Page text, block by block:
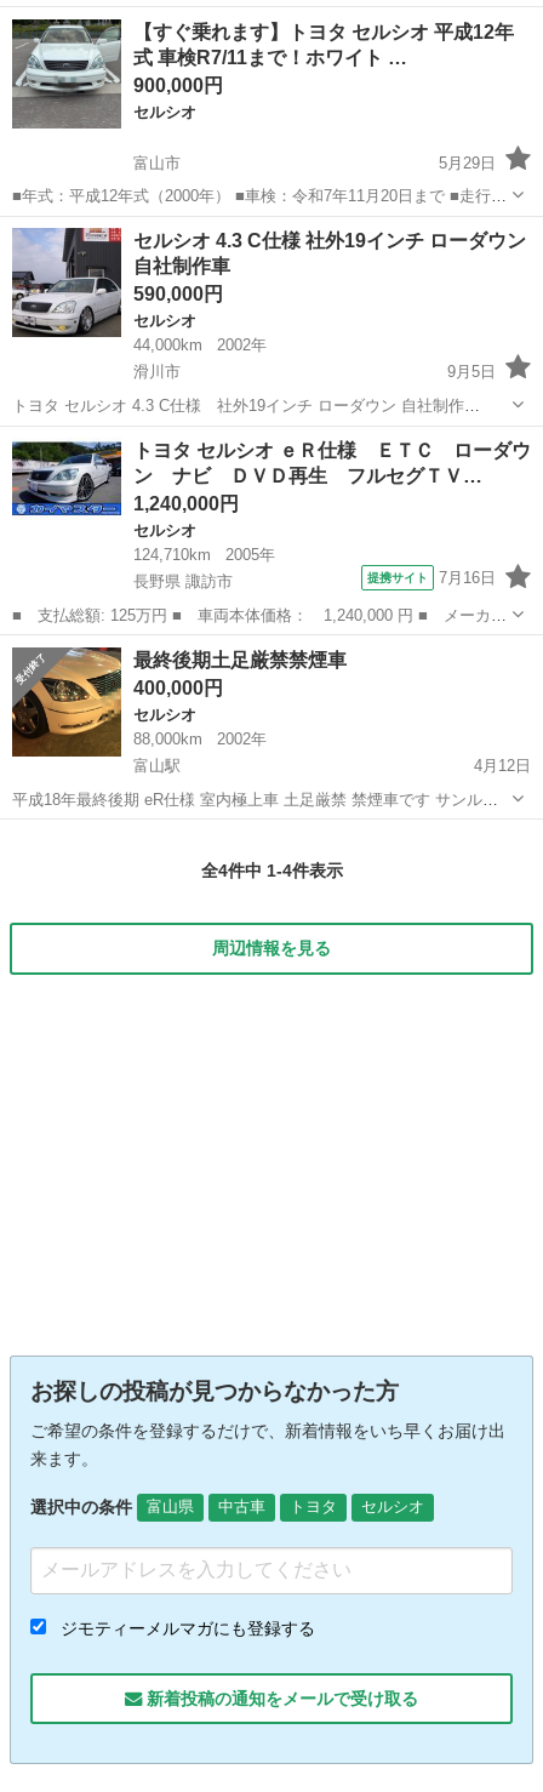
名： トヨタ ■ 車種名： セルシオ ■ グレード名： Ｂ仕様 キ
ーレスエントリー ＥＴＣ アルミホイール ＣＤ ナビ カセッ
ト パワーシ...
富山 富山市 セルシオ
【すぐ乗れます】トヨタ セルシオ 平成12年
式 車検R7/11まで！ホワイト …
900,000円
セルシオ
富山市
5月29日
■年式：平成12年式（2000年） ■車検：令和7年11月20日まで ■走行距
離：約178,000km ■排気量：4.3L（ガソリン） ■駆動：2WD ■カラ
ー：パールホワイト ■ミッション：AT（オートマ） ■定員：5名 ...
富山 富山市 ミッション
セルシオ 4.3 C仕様 社外19インチ ローダウン
自社制作車
590,000円
セルシオ
44,000km
2002年
滑川市
9月5日
トヨタ セルシオ 4.3 C仕様 社外19インチ ローダウン 自社制作
車 （ホワイトパール） 本体価格 590,000円 年式(初度登録
年):2002(H14) 走行距離:4.4万km 修復歴:なし リサイクル料:リ...
富山 滑川市 セルシオ
トヨタ セルシオ ｅＲ仕様 ＥＴＣ ローダウ
ン ナビ ＤＶＤ再生 フルセグＴＶ…
1,240,000円
セルシオ
124,710km
2005年
長野県 諏訪市
提携サイト 7月16日
■ 支払総額: 125万円 ■ 車両本体価格： 1,240,000 円 ■ メーカー
名： トヨタ ■ 車種名： セルシオ ■ グレード名： ｅＲ仕様
ＥＴＣ ローダウン ナビ ＤＶＤ再生 フルセグＴＶ ２０インチ
アルミ Ｈ...
長野 諏訪市 セルシオ
最終後期土足厳禁禁煙車
400,000円
セルシオ
88,000km
2002年
富山駅
4月12日
平成18年最終後期 eR仕様 室内極上車 土足厳禁 禁煙車です サンルー
フ シートヒータークーラー付 純正マルチ走行中DVD見れます。 右ド
全4件中 1-4件表示
周辺情報を見る
お探しの投稿が見つからなかった方
ご希望の条件を登録するだけで、新着情報をいち早くお届け出
来ます。
選択中の条件 富山県 中古車 トヨタ セルシオ
ジモティーメルマガにも登録する
新着投稿の通知をメールで受け取る